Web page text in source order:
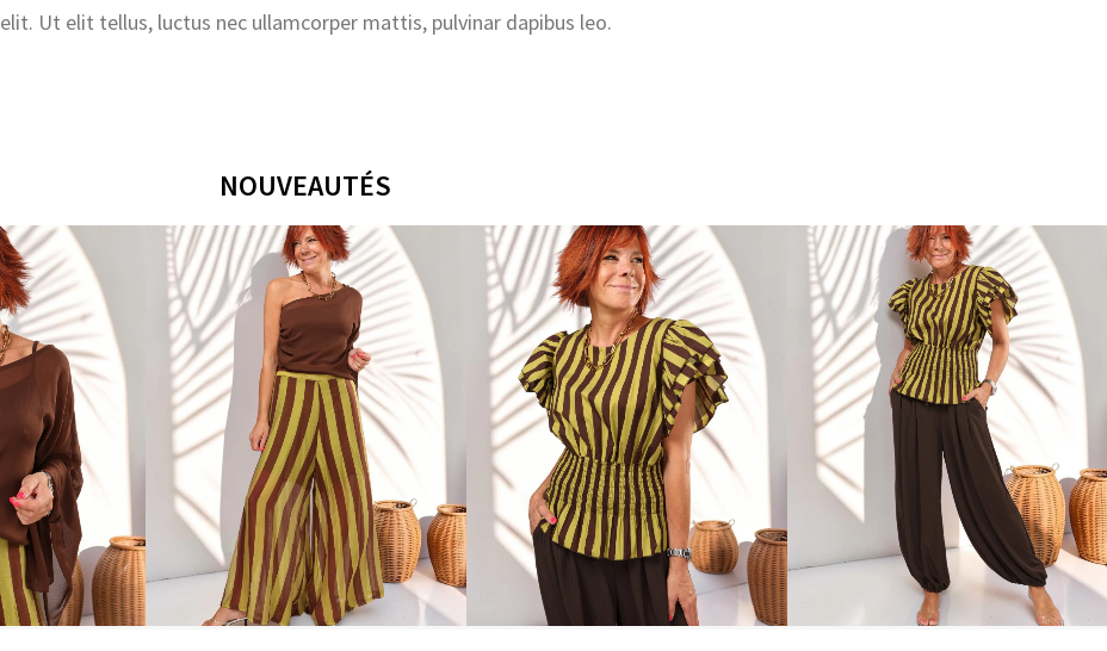
elit. Ut elit tellus, luctus nec ullamcorper mattis, pulvinar dapibus leo.
NOUVEAUTÉS